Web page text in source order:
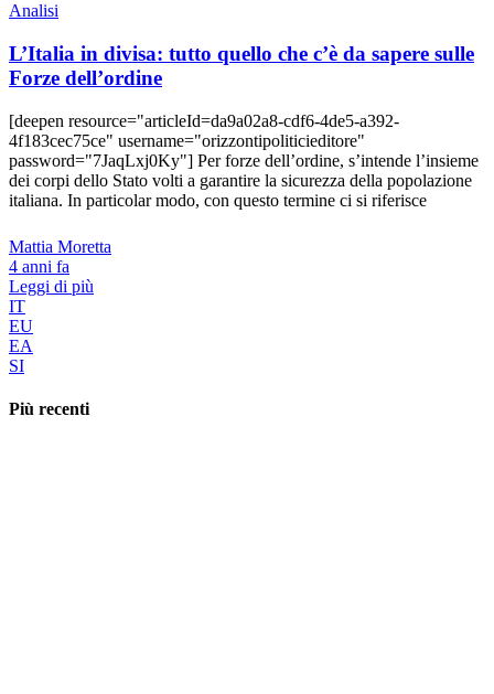
Analisi
L’Italia in divisa: tutto quello che c’è da sapere sulle
Forze dell’ordine
[deepen resource="articleId=da9a02a8-cdf6-4de5-a392-
4f183cec75ce" username="orizzontipoliticieditore"
password="7JaqLxj0Ky"] Per forze dell’ordine, s’intende l’insieme
dei corpi dello Stato volti a garantire la sicurezza della popolazione
italiana. In particolar modo, con questo termine ci si riferisce
Mattia Moretta
4 anni fa
Leggi di più
IT
EU
EA
SI
Più recenti